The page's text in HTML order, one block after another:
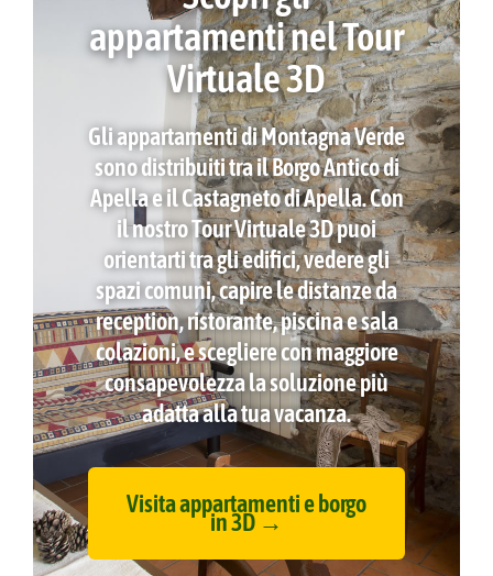
appartamenti nel Tour
Virtuale 3D
Gli appartamenti di Montagna Verde
sono distribuiti tra il Borgo Antico di
Apella e il Castagneto di Apella. Con
il nostro Tour Virtuale 3D puoi
orientarti tra gli edifici, vedere gli
spazi comuni, capire le distanze da
reception, ristorante, piscina e sala
colazioni, e scegliere con maggiore
consapevolezza la soluzione più
adatta alla tua vacanza.
Visita appartamenti e borgo
in 3D →